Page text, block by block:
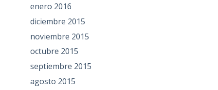
enero 2016
diciembre 2015
noviembre 2015
octubre 2015
septiembre 2015
agosto 2015